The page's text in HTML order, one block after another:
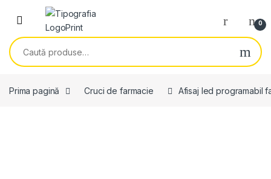
Skip to navigation
Skip to content
0
Caută după:
Prima pagină Cruci de farmacie Afisaj led programabil